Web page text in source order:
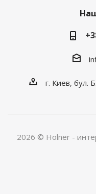
г. Киев, бул.
2026 © Holner -